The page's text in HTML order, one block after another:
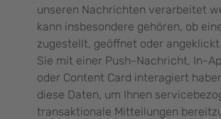
unseren Nachrichten verarbeitet
kann insbesondere gehören, ob
zugestellt, geöffnet oder
Sie mit einer Push-Nachricht, In-
oder Content Card interagiert
diese Daten, um Ihnen
transaktionale Mitteilungen